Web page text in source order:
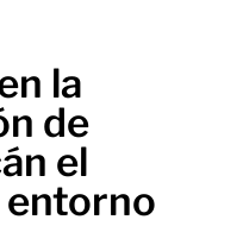
la
de
el
entorno